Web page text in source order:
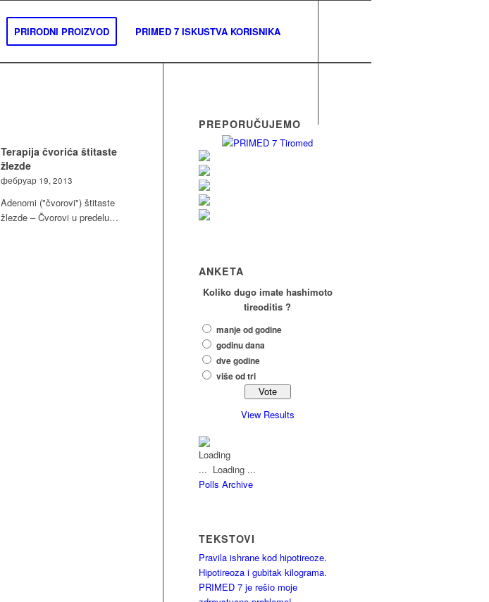
PRIRODNI PROIZVOD PRIMED 7 ISKUSTVA KORISNIKA
Terapija čvorića štitaste
žlezde
фебруар 19, 2013
Adenomi ("čvorovi") štitaste
žlezde – Čvorovi u predelu…
PREPORUČUJEMO
ANKETA
Koliko dugo imate hashimoto
tireoditis ?
manje od godine
godinu dana
dve godine
više od tri
View Results
Loading ...
Polls Archive
TEKSTOVI
Pravila ishrane kod hipotireoze.
Hipotireoza i gubitak kilograma.
PRIMED 7 je rešio moje